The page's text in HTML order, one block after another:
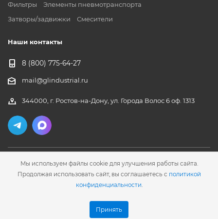
Фильтры
Элементы пневмотранспорта
Затворы/задвижки
Смесители
Наши контакты
8 (800) 775-64-27
mail@glindustrial.ru
344000, г. Ростов-на-Дону, ул. Города Волос 6 оф. 1313
2026 © ООО "ГЛ Инжиниринг"
Мы используем файлы cookie для улучшения работы сайта.
Продолжая использовать сайт, вы соглашаетесь с политикой
конфиденциальности.
Принять